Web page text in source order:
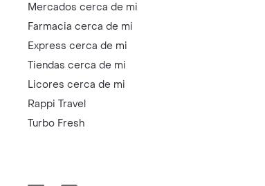
Mercados cerca de mi
Farmacia cerca de mi
Express cerca de mi
Tiendas cerca de mi
Licores cerca de mi
Rappi Travel
Turbo Fresh